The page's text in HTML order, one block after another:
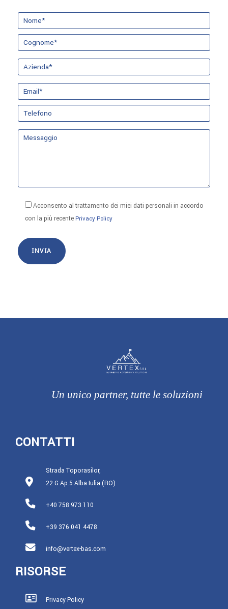
Acconsento al trattamento dei miei dati personali in accordo
con la più recente Privacy Policy
Un unico partner, tutte le soluzioni
CONTATTI
Strada Toporasilor,
22 G Ap.5 Alba Iulia (RO)
+40 758 973 110
+39 376 041 4478
info@vertex-bas.com
RISORSE
Privacy Policy